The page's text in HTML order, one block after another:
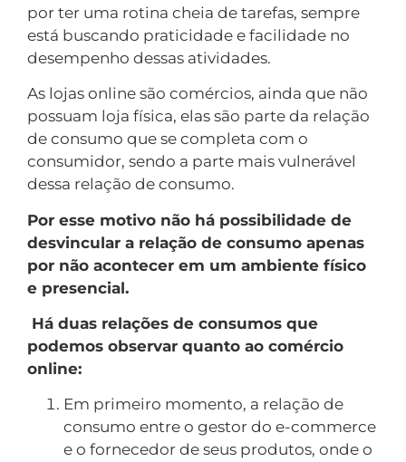
por ter uma rotina cheia de tarefas, sempre
está buscando praticidade e facilidade no
desempenho dessas atividades.
As lojas online são comércios, ainda que não
possuam loja física, elas são parte da relação
de consumo que se completa com o
consumidor, sendo a parte mais vulnerável
dessa relação de consumo.
Por esse motivo não há possibilidade de
desvincular a relação de consumo apenas
por não acontecer em um ambiente físico
e presencial.
Há duas relações de consumos que
podemos observar quanto ao comércio
online:
Em primeiro momento, a relação de
consumo entre o gestor do e-commerce
e o fornecedor de seus produtos, onde o